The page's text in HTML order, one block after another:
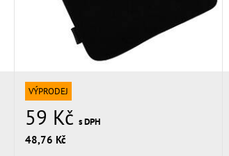
VÝPRODEJ
59 Kč s DPH
48,76 Kč